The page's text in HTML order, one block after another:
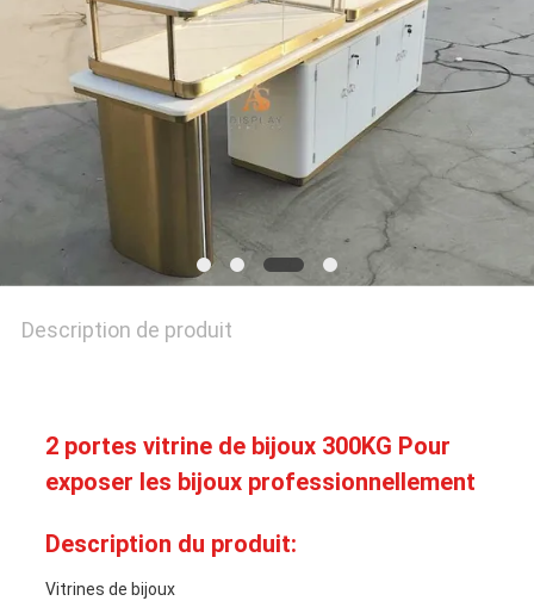
DU
SITE
PRIVACY
POLICY
Description de produit
2 portes vitrine de bijoux 300KG Pour
exposer les bijoux professionnellement
Description du produit:
Vitrines de bijoux